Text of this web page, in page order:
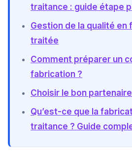
traitance : guide étape
Gestion de la qualité en
traitée
Comment préparer un
fabrication ?
Choisir le bon
Qu’est-ce que la
traitance ? Guide